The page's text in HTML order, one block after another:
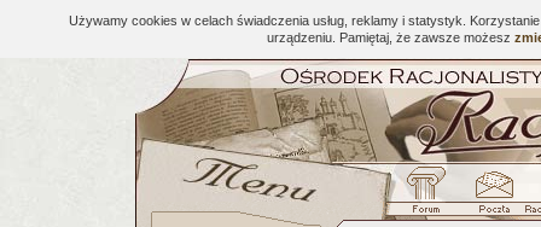
Używamy cookies w celach świadczenia usług, reklamy i statystyk.
urządzeniu. Pamiętaj, że zawsze możesz